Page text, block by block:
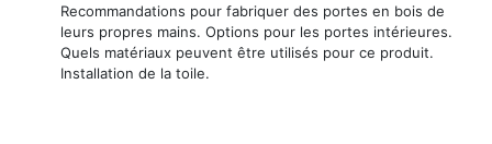
Recommandations pour fabriquer des portes en bois de
leurs propres mains. Options pour les portes intérieures.
Quels matériaux peuvent être utilisés pour ce produit.
Installation de la toile.